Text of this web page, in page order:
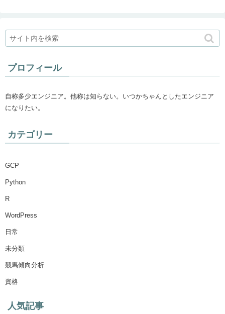
プロフィール
自称多少エンジニア。他称は知らない。いつかちゃんとしたエンジニア
になりたい。
カテゴリー
GCP
Python
R
WordPress
日常
未分類
競馬傾向分析
資格
人気記事